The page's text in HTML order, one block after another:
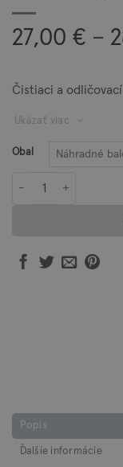
27,00 € –
Čistiaci a
Ukázať viac
Obal Náhradné
Popis
Ďalšie informácie